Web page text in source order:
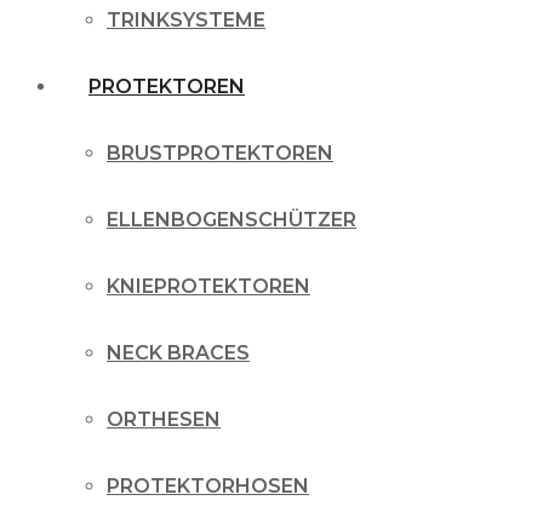
TRINKSYSTEME
PROTEKTOREN
BRUSTPROTEKTOREN
ELLENBOGENSCHÜTZER
KNIEPROTEKTOREN
NECK BRACES
ORTHESEN
PROTEKTORHOSEN